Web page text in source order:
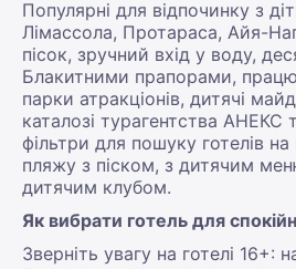
Популярні для відпочинку з
Лімассола, Протараса, Айя-
пісок, зручний вхід у воду,
Блакитними прапорами,
парки атракціонів, дитячі
каталозі турагентства АНЕКС
фільтри для пошуку готелів на
пляжу з піском, з дитячим
дитячим клубом.
Як вибрати готель для
Зверніть увагу на готелі 16+: